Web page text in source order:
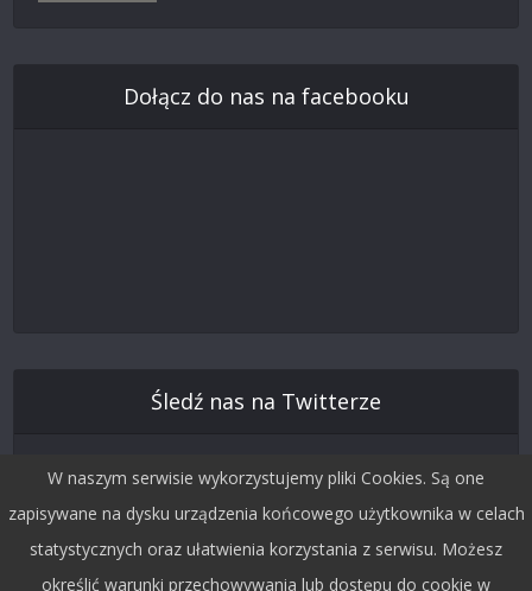
Dołącz do nas na facebooku
Śledź nas na Twitterze
W naszym serwisie wykorzystujemy pliki Cookies. Są one
zapisywane na dysku urządzenia końcowego użytkownika w celach
statystycznych oraz ułatwienia korzystania z serwisu. Możesz
określić warunki przechowywania lub dostępu do cookie w